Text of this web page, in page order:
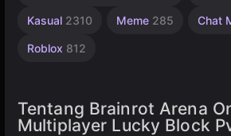
Kasual 2310 Meme 285 Chat
Roblox 812
5021
Tentang Brainrot Arena
Multiplayer Lucky Block